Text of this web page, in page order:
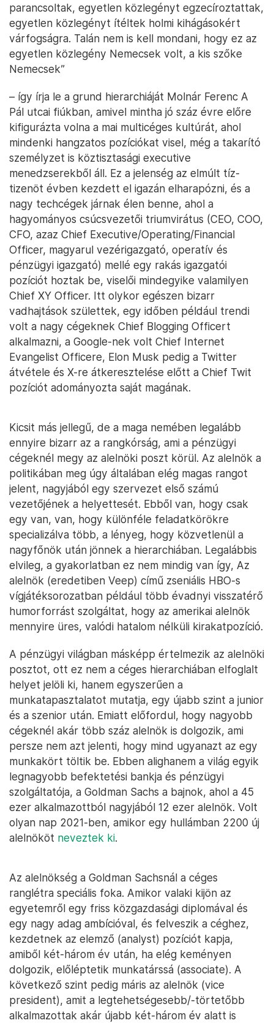
parancsoltak, egyetlen közlegényt egzecíroztattak,
egyetlen közlegényt ítéltek holmi kihágásokért
várfogságra. Talán nem is kell mondani, hogy ez az
egyetlen közlegény Nemecsek volt, a kis szőke
Nemecsek”
– így írja le a grund hierarchiáját Molnár Ferenc A
Pál utcai fiúkban, amivel mintha jó száz évre előre
kifigurázta volna a mai multicéges kultúrát, ahol
mindenki hangzatos pozíciókat visel, még a takarító
személyzet is köztisztasági executive
menedzserekből áll. Ez a jelenség az elmúlt tíz-
tizenöt évben kezdett el igazán elharapózni, és a
nagy techcégek járnak élen benne, ahol a
hagyományos csúcsvezetői triumvirátus (CEO, COO,
CFO, azaz Chief Executive/Operating/Financial
Officer, magyarul vezérigazgató, operatív és
pénzügyi igazgató) mellé egy rakás igazgatói
pozíciót hoztak be, viselői mindegyike valamilyen
Chief XY Officer. Itt olykor egészen bizarr
vadhajtások születtek, egy időben például trendi
volt a nagy cégeknek Chief Blogging Officert
alkalmazni, a Google-nek volt Chief Internet
Evangelist Officere, Elon Musk pedig a Twitter
átvétele és X-re átkeresztelése előtt a Chief Twit
pozíciót adományozta saját magának.
Kicsit más jellegű, de a maga nemében legalább
ennyire bizarr az a rangkórság, ami a pénzügyi
cégeknél megy az alelnöki poszt körül. Az alelnök a
politikában meg úgy általában elég magas rangot
jelent, nagyjából egy szervezet első számú
vezetőjének a helyettesét. Ebből van, hogy csak
egy van, van, hogy különféle feladatkörökre
specializálva több, a lényeg, hogy közvetlenül a
nagyfőnök után jönnek a hierarchiában. Legalábbis
elvileg, a gyakorlatban ez nem mindig van így, Az
alelnök (eredetiben Veep) című zseniális HBO-s
vígjátéksorozatban például több évadnyi visszatérő
humorforrást szolgáltat, hogy az amerikai alelnök
mennyire üres, valódi hatalom nélküli kirakatpozíció.
A pénzügyi világban másképp értelmezik az alelnöki
posztot, ott ez nem a céges hierarchiában elfoglalt
helyet jelöli ki, hanem egyszerűen a
munkatapasztalatot mutatja, egy újabb szint a junior
és a szenior után. Emiatt előfordul, hogy nagyobb
cégeknél akár több száz alelnök is dolgozik, ami
persze nem azt jelenti, hogy mind ugyanazt az egy
munkakört töltik be. Ebben alighanem a világ egyik
legnagyobb befektetési bankja és pénzügyi
szolgáltatója, a Goldman Sachs a bajnok, ahol a 45
ezer alkalmazottból nagyjából 12 ezer alelnök. Volt
olyan nap 2021-ben, amikor egy hullámban 2200 új
alelnököt neveztek ki.
Az alelnökség a Goldman Sachsnál a céges
ranglétra speciális foka. Amikor valaki kijön az
egyetemről egy friss közgazdasági diplomával és
egy nagy adag ambícióval, és felveszik a céghez,
kezdetnek az elemző (analyst) pozíciót kapja,
amiből két-három év után, ha elég keményen
dolgozik, előléptetik munkatárssá (associate). A
következő szint pedig máris az alelnök (vice
president), amit a legtehetségesebb/-törtetőbb
alkalmazottak akár újabb két-három év alatt is